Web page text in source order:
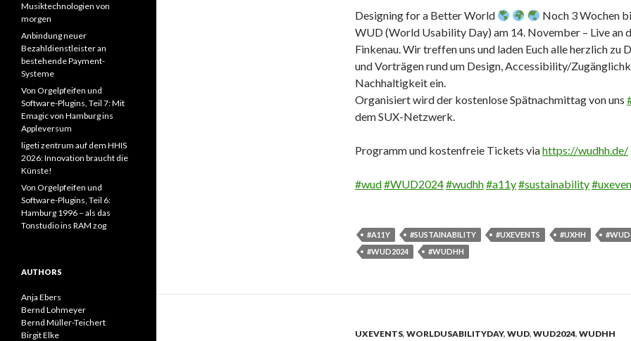
Designing for a Better World
Noch 3 Wochen
WUD (World Usability Day) am 14. November – Live an
Finkenau. Wir treffen uns und laden Euch alle herzlich zu
und Vorträgen rund um Design, Accessibility/
Nachhaltigkeit ein.
Organisiert wird der kostenlose Spätnachmittag von uns
dem SUX-Netzwerk.
Programm und kostenfreie Tickets viahttps://wudhh.de/
#wud#WUD2024#wudhh#a11y#sustainability#
#A11Y #SUSTAINABILITY #UXEVENTS #UXHH
#WUD
#WUD2024
#WUDHH
UXEVENTS, WORLDUSABILITYDAY, WUD, WUD2024, WUDHH
Musiktechnologien von
morgen
Anbindung neuer
Bezahldienstleister an
bestehende Payment-
Systeme
Von Orgelpfeifen und
Software-Plugins, Teil 7: Mit
Emagic von Hamburg ins
Appleversum
ligeti zentrum auf dem HHIS
2026: Innovation braucht die
Künste!
Von Orgelpfeifen und
Software-Plugins, Teil 6:
Hamburg 1996 – als das
Tonstudio ins RAM zog
AUTHORS
Anja Ebers
Bernd Lohmeyer
Bernd Müller-Teichert
Birgit Elke